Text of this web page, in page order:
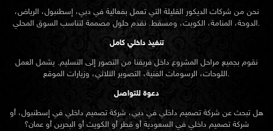
نحن من شركات الديكور القليلة التي تعمل بفعالية في دبي، إسطنبول، الرياض،
الدوحة، المنامة، الكويت، ومسقط. نقدم حلول مصممة لتناسب السوق المحلي.
تنفيذ داخلي كامل
نقوم بجميع مراحل المشروع داخل فريقنا من التصور إلى التسليم. يشمل العمل
اللوحات، الرسومات الفنية، التصوير الثلاثي، وزيارات الموقع.
دعوة للتواصل
هل تبحث عن شركة تصميم داخلي في دبي، شركة تصميم داخلي في إسطنبول، أو
شركة تصميم داخلي في السعودية أو قطر أو الكويت أو البحرين أو عمان؟